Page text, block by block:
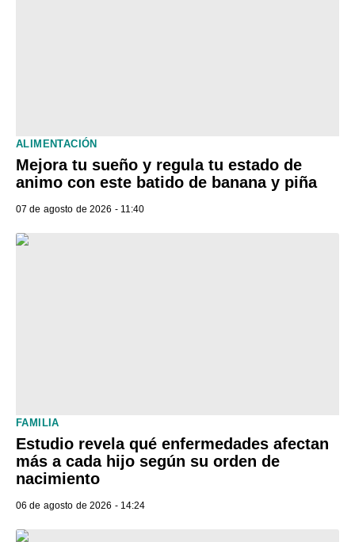
ALIMENTACIÓN
Mejora tu sueño y regula tu estado de
animo con este batido de banana y piña
07 de agosto de 2026 - 11:40
FAMILIA
Estudio revela qué enfermedades afectan
más a cada hijo según su orden de
nacimiento
06 de agosto de 2026 - 14:24